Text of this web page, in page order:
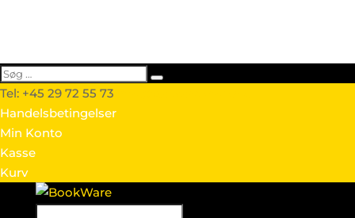
Tel: +45 29 72 55 73
Handelsbetingelser
Min Konto
Kasse
Kurv